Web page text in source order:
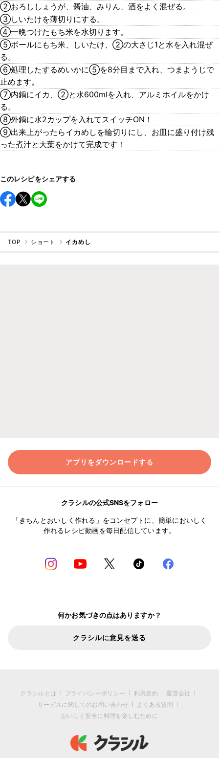
②おろししょうが、醤油、みりん、酒をよく混ぜる。
③しいたけを薄切りにする。
④一晩つけたもち米を水切ります。
⑤ボールにもち米、しいたけ、②の大さじ1と水を入れ混ぜ
る。
⑥処理したするめいかに⑤を8分目まで入れ、つまようじで
止めます。
⑦内鍋にイカ、②と水600mlを入れ、アルミホイルをかけ
る。
⑧外鍋に水2カップを入れてスイッチON！
⑨出来上がったらイカめしを輪切りにし、お皿に盛り付け残
った煮汁と大葉をかけて完成です！
このレシピをシェアする
TOP ショート イカめし
アプリをダウンロードする
クラシルの公式SNSをフォロー
「きちんとおいしく作れる」をコンセプトに、簡単においしく
作れるレシピ動画を毎日配信しています。
何かお気づきの点はありますか？
クラシルに意見を送る
クラシルとは プライバシーポリシー 利用規約
運営会社
サービスに関してのお問い合わせ
よくある質問
おいしく安全に料理を楽しむために